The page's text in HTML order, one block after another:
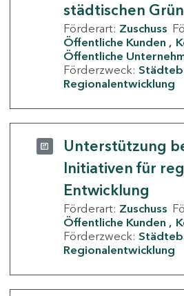
städtischen
Förderart: Zuschuss
Öffentliche Kunden
Öffentliche
Förderzweck:
Regionalentwicklung
Unterstützung
Initiativen für
Entwicklung
Förderart: Zuschuss
Öffentliche Kunden
Förderzweck:
Regionalentwicklung